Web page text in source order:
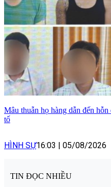
Mâu thuẫn họ hàng dẫn đến
tố
HÌNH SỰ16:03 05/08/2026
TIN ĐỌC NHIỀU